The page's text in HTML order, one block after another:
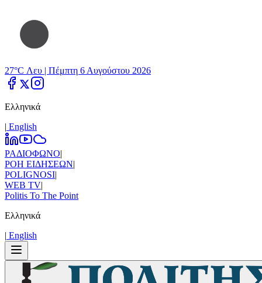
27°C Λευ | Πέμπτη 6 Αυγούστου 2026
Ελληνικά
| Εnglish
ΡΑΔΙΟΦΩΝΟ|
ΡΟΗ ΕΙΔΗΣΕΩΝ|
POLIGNOSI|
WEB TV|
Politis To The Point
Ελληνικά
| Εnglish